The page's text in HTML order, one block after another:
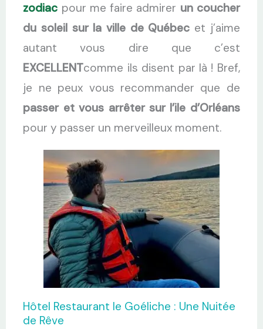
zodiac pour me faire admirer un coucher
du soleil sur la ville de Québec et j’aime
autant vous dire que c’est
EXCELLENTcomme ils disent par là ! Bref,
je ne peux vous recommander que de
passer et vous arrêter sur l’ile d’Orléans
pour y passer un merveilleux moment.
Hôtel Restaurant le Goéliche : Une Nuitée
de Rêve